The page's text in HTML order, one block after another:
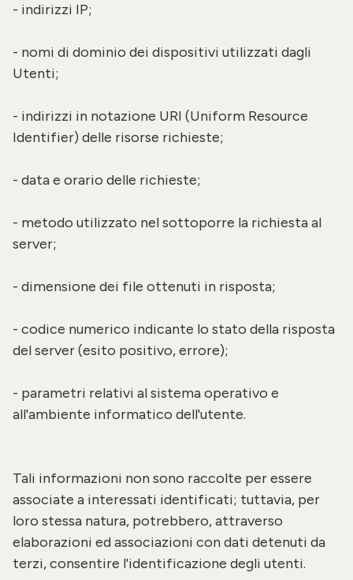
- indirizzi IP;
- nomi di dominio dei dispositivi utilizzati dagli
Utenti;
- indirizzi in notazione URI (Uniform Resource
Identifier) delle risorse richieste;
- data e orario delle richieste;
- metodo utilizzato nel sottoporre la richiesta al
server;
- dimensione dei file ottenuti in risposta;
- codice numerico indicante lo stato della risposta
del server (esito positivo, errore);
- parametri relativi al sistema operativo e
all'ambiente informatico dell'utente.
Tali informazioni non sono raccolte per essere
associate a interessati identificati; tuttavia, per
loro stessa natura, potrebbero, attraverso
elaborazioni ed associazioni con dati detenuti da
terzi, consentire l'identificazione degli utenti.